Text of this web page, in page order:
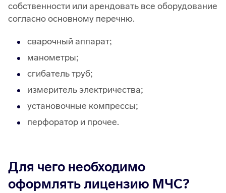
собственности или арендовать все оборудование
согласно основному перечню.
сварочный аппарат;
манометры;
сгибатель труб;
измеритель электричества;
установочные компрессы;
перфоратор и прочее.
Для чего необходимо
оформлять лицензию МЧС?